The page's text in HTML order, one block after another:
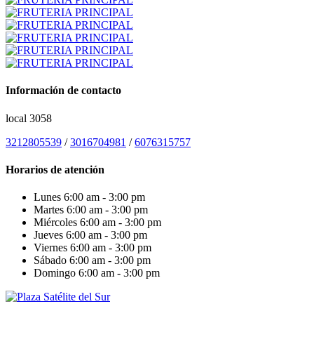
Información de contacto
local 3058
3212805539 /3016704981 /6076315757
Horarios de atención
Lunes 6:00 am - 3:00 pm
Martes 6:00 am - 3:00 pm
Miércoles 6:00 am - 3:00 pm
Jueves 6:00 am - 3:00 pm
Viernes 6:00 am - 3:00 pm
Sábado 6:00 am - 3:00 pm
Domingo 6:00 am - 3:00 pm